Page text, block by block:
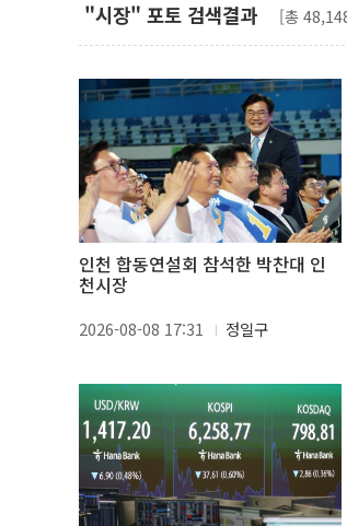
"시장" 포토 검색결과 [총
인천 합동연설회 참석한 박찬대 인
천시장
2026-08-08 17:31 정일구